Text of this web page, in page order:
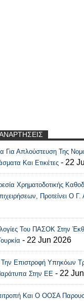
Για Απλούστευση Της
Και Ετικέτες - 22
Χρηματοδοτικής
Προτείνει Ο Γ.
Του ΠΑΣΟΚ Στην
- 22 Jun 2026
Την Επιστροφή Υπηκόων
Στην ΕΕ - 22
Και Ο ΟΟΣΑ